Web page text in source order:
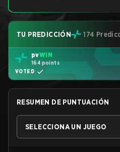
TU PREDICCIÓN 174
pvWIN
164 points
VOTED
RESUMEN DE PUNTUACIÓN
SELECCIONA UN JUEGO